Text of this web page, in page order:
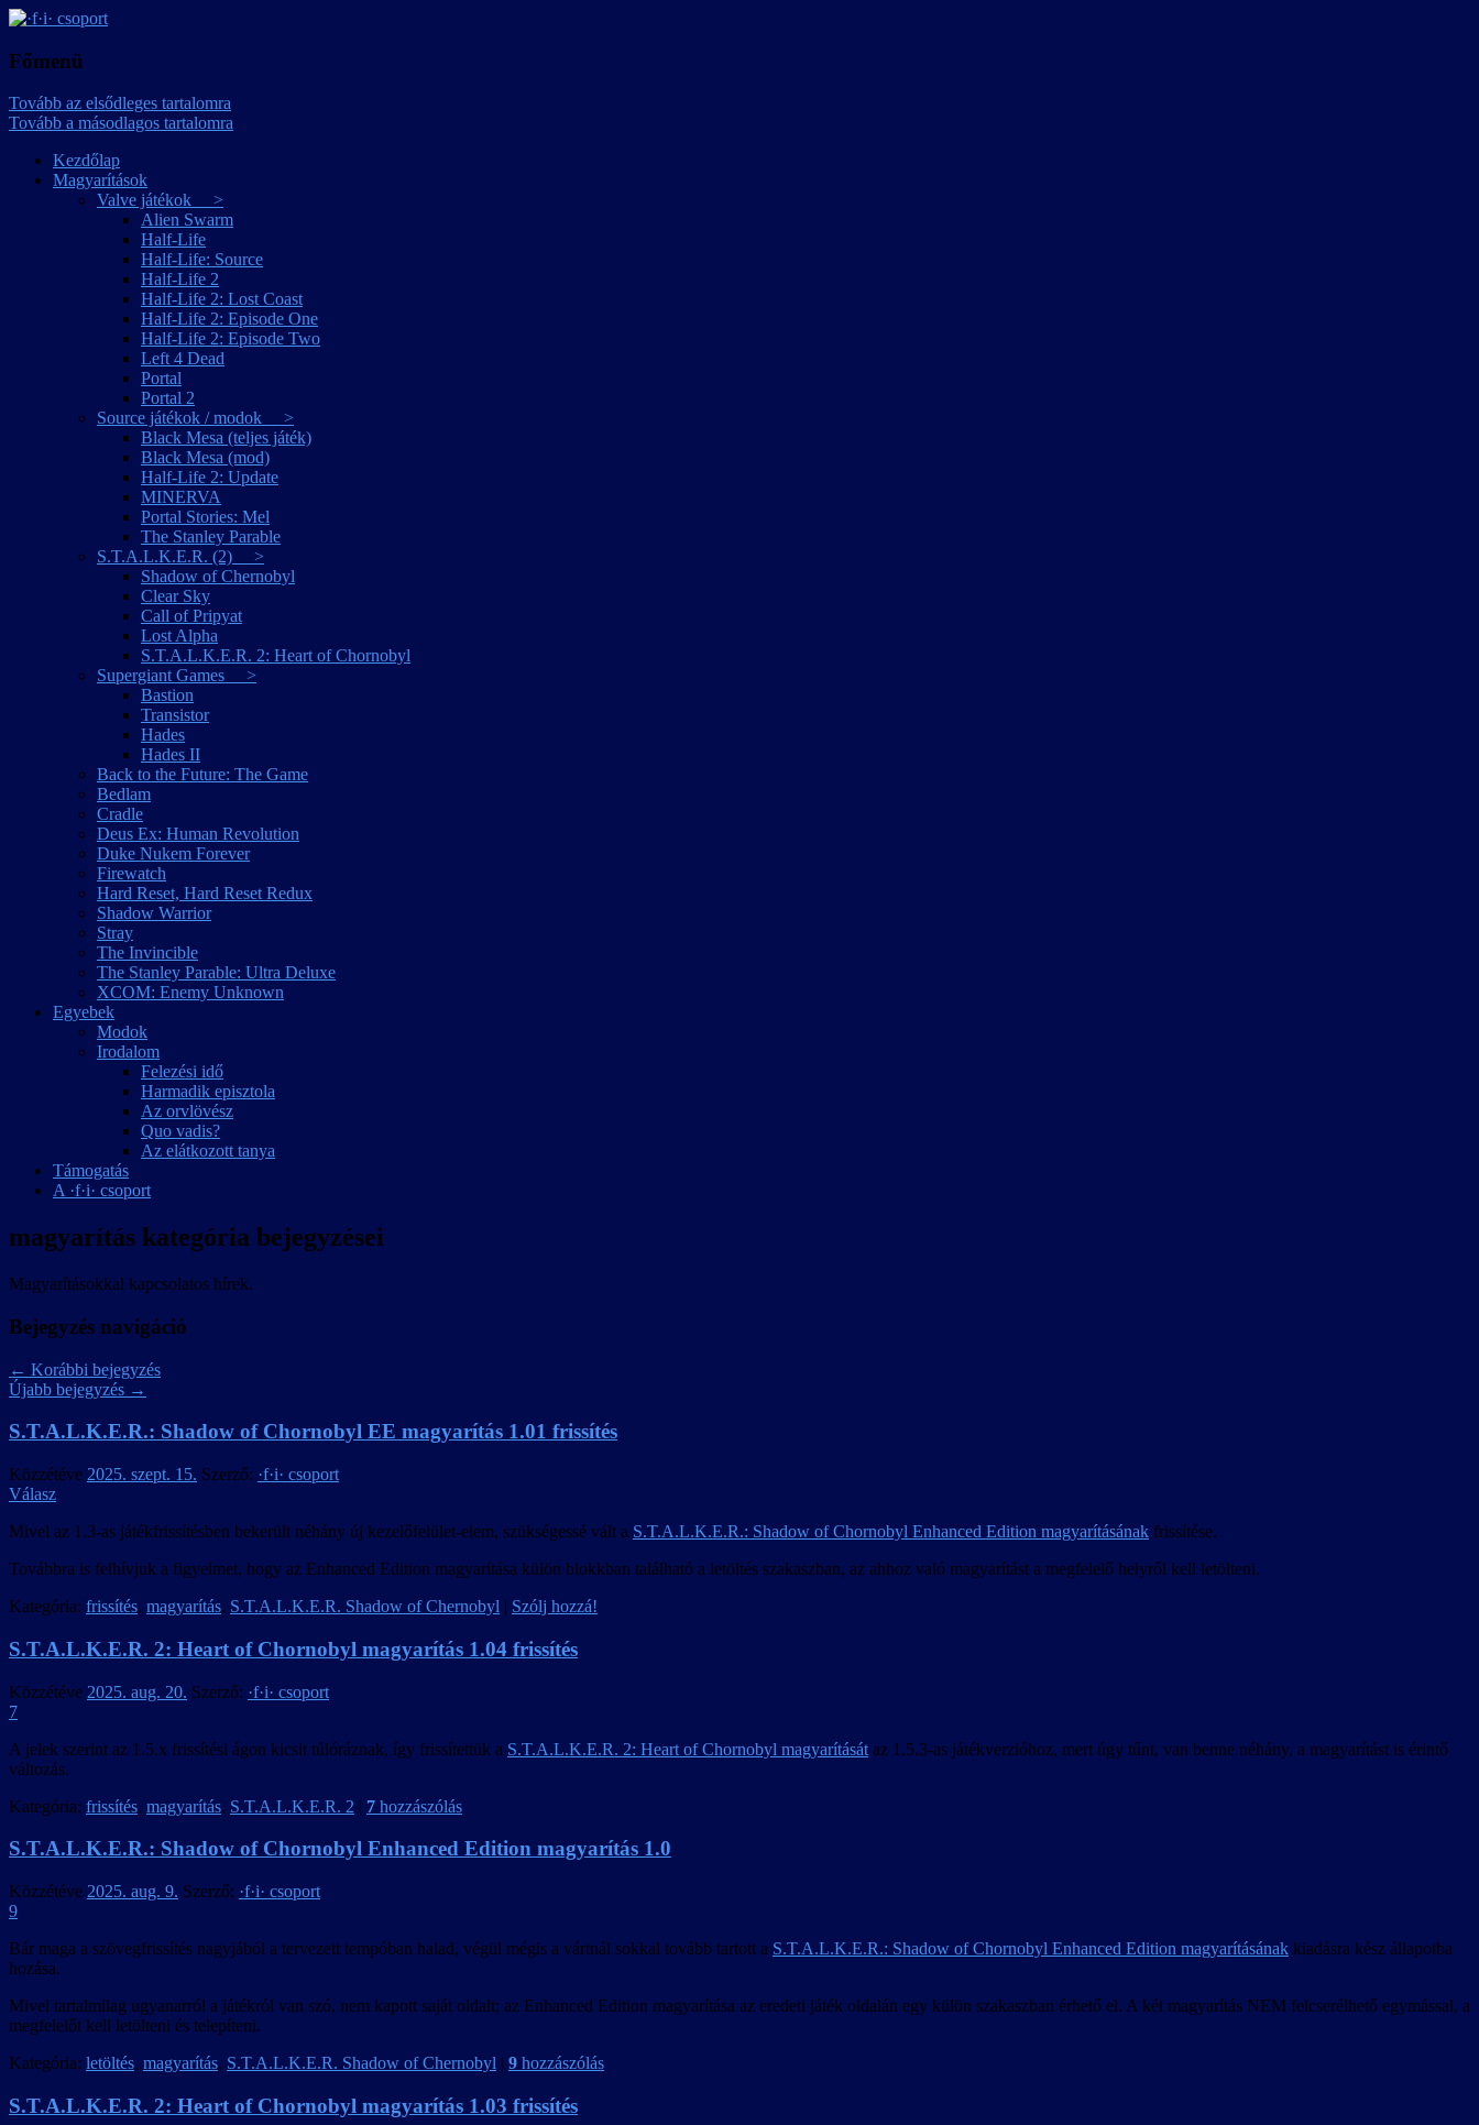
·f·i· csoport
Főmenü
Tovább az elsődleges tartalomra
Tovább a másodlagos tartalomra
Kezdőlap
Magyarítások
Valve játékok >
Alien Swarm
Half-Life
Half-Life: Source
Half-Life 2
Half-Life 2: Lost Coast
Half-Life 2: Episode One
Half-Life 2: Episode Two
Left 4 Dead
Portal
Portal 2
Source játékok / modok >
Black Mesa (teljes játék)
Black Mesa (mod)
Half-Life 2: Update
MINERVA
Portal Stories: Mel
The Stanley Parable
S.T.A.L.K.E.R. (2) >
Shadow of Chernobyl
Clear Sky
Call of Pripyat
Lost Alpha
S.T.A.L.K.E.R. 2: Heart of Chornobyl
Supergiant Games >
Bastion
Transistor
Hades
Hades II
Back to the Future: The Game
Bedlam
Cradle
Deus Ex: Human Revolution
Duke Nukem Forever
Firewatch
Hard Reset, Hard Reset Redux
Shadow Warrior
Stray
The Invincible
The Stanley Parable: Ultra Deluxe
XCOM: Enemy Unknown
Egyebek
Modok
Irodalom
Felezési idő
Harmadik episztola
Az orvlövész
Quo vadis?
Az elátkozott tanya
Támogatás
A ·f·i· csoport
magyarítás kategória bejegyzései
Magyarításokkal kapcsolatos hírek.
Bejegyzés navigáció
← Korábbi bejegyzés
Újabb bejegyzés →
S.T.A.L.K.E.R.: Shadow of Chornobyl EE magyarítás 1.01 frissítés
Közzétéve 2025. szept. 15. Szerző: ·f·i· csoport
Válasz
Mivel az 1.3-as játékfrissítésben bekerült néhány új kezelőfelület-elem, szükségessé vált a S.T.A.L.K.E.R.: Shadow of Chornobyl Enhanced Edition magyarításának frissítése.
Továbbra is felhívjuk a figyelmet, hogy az Enhanced Edition magyarítása külön blokkban található a letöltés szakaszban, az ahhoz való magyarítást a megfelelő helyről kell letölteni.
Kategória: frissítés, magyarítás, S.T.A.L.K.E.R. Shadow of Chernobyl | Szólj hozzá!
S.T.A.L.K.E.R. 2: Heart of Chornobyl magyarítás 1.04 frissítés
Közzétéve 2025. aug. 20. Szerző: ·f·i· csoport
7
A jelek szerint az 1.5.x frissítési ágon kicsit túlóráznak, így frissítettük a S.T.A.L.K.E.R. 2: Heart of Chornobyl magyarítását az 1.5.3-as játékverzióhoz, mert úgy tűnt, van benne néhány, a magyarítást is érintő
változás.
Kategória: frissítés, magyarítás, S.T.A.L.K.E.R. 2 | 7 hozzászólás
S.T.A.L.K.E.R.: Shadow of Chornobyl Enhanced Edition magyarítás 1.0
Közzétéve 2025. aug. 9. Szerző: ·f·i· csoport
9
Bár maga a szövegfrissítés nagyjából a tervezett tempóban halad, végül mégis a vártnál sokkal tovább tartott a S.T.A.L.K.E.R.: Shadow of Chornobyl Enhanced Edition magyarításának kiadásra kész állapotba
hozása.
Mivel tartalmilag ugyanarról a játékról van szó, nem kapott saját oldalt; az Enhanced Edition magyarítása az eredeti játék oldalán egy külön szakaszban érhető el. A két magyarítás NEM felcserélhető egymással, a
megfelelőt kell letölteni és telepíteni.
Kategória: letöltés, magyarítás, S.T.A.L.K.E.R. Shadow of Chernobyl | 9 hozzászólás
S.T.A.L.K.E.R. 2: Heart of Chornobyl magyarítás 1.03 frissítés